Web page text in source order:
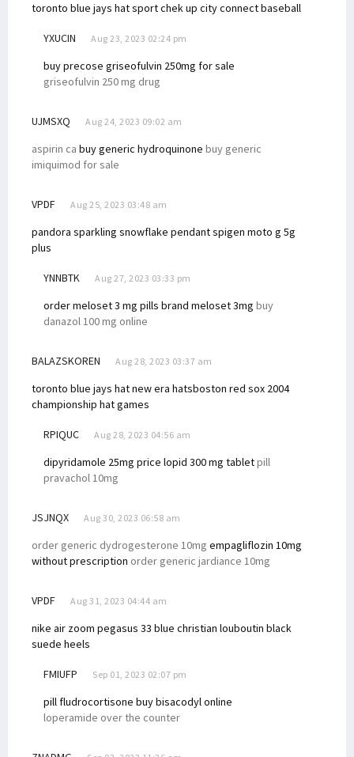
toronto blue jays hat sport chek up city connect baseball
YXUCIN Aug 23, 2023 02:24 pm
buy precose griseofulvin 250mg for sale
griseofulvin 250 mg drug
UJMSXQ Aug 24, 2023 09:02 am
aspirin ca buy generic hydroquinone buy generic
imiquimod for sale
VPDF Aug 25, 2023 03:48 am
pandora sparkling snowflake pendantspigen moto g 5g
plus
YNNBTK Aug 27, 2023 03:33 pm
order meloset 3 mg pills brand meloset 3mg buy
danazol 100 mg online
BALAZSKOREN Aug 28, 2023 03:37 am
toronto blue jays hat new era hatsboston red sox 2004
championship hat games
RPIQUC Aug 28, 2023 04:56 am
dipyridamole 25mg price lopid 300 mg tabletpill
pravachol 10mg
JSJNQX Aug 30, 2023 06:58 am
order generic dydrogesterone 10mg empagliflozin 10mg
without prescription order generic jardiance 10mg
VPDF Aug 31, 2023 04:44 am
nike air zoom pegasus 33 blue christian louboutin black
suede heels
FMIUFP Sep 01, 2023 02:07 pm
pill fludrocortisone buy bisacodyl online
loperamide over the counter